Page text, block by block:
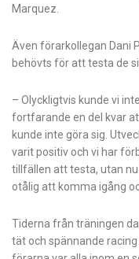
Marquez.
Även förarkollegan Dani
behövts för att testa de
– Olyckligtvis kunde vi
fortfarande en del kvar
kunde inte göra sig.
varit positiv och vi har
tillfällen att testa, utan
otålig att komma igång
Tiderna från träningen
tät och spännande